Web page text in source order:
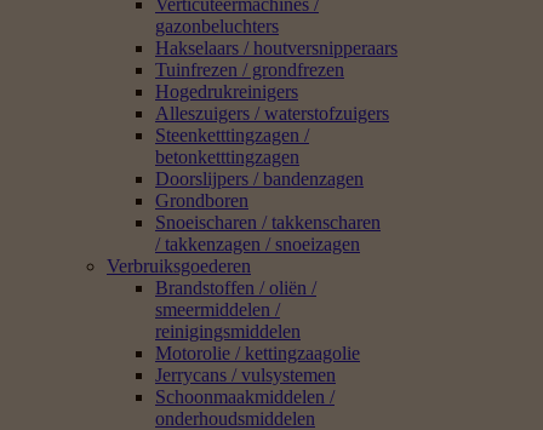
Verticuteermachines /
gazonbeluchters
Hakselaars / houtversnipperaars
Tuinfrezen / grondfrezen
Hogedrukreinigers
Alleszuigers / waterstofzuigers
Steenketttingzagen /
betonketttingzagen
Doorslijpers / bandenzagen
Grondboren
Snoeischaren / takkenscharen
/ takkenzagen / snoeizagen
Verbruiksgoederen
Brandstoffen / oliën /
smeermiddelen /
reinigingsmiddelen
Motorolie / kettingzaagolie
Jerrycans / vulsystemen
Schoonmaakmiddelen /
onderhoudsmiddelen